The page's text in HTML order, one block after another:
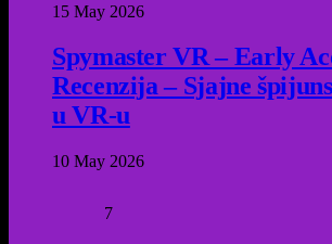
15 May 2026
Spymaster VR – Early
Recenzija – Sjajne
u VR-u
10 May 2026
7